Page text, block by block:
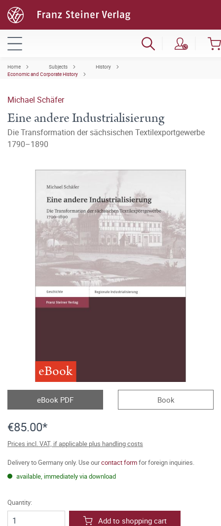
Home Subjects
History
Economic and Corporate History
Michael Schäfer
Eine andere Industrialisierung
Die Transformation der sächsischen Textilexportgewerbe
1790–1890
eBook
eBook PDF Book
€85.00*
Prices incl. VAT, if applicable plus handling costs
Delivery to Germany only. Use ourcontact formfor foreign inquiries.
available, immediately via download
Quantity:
Add to shopping cart